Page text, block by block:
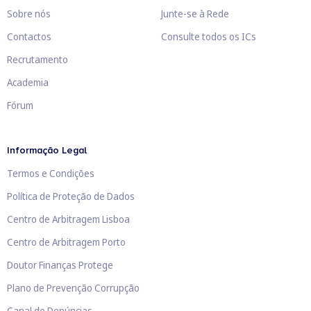
Sobre nós
Contactos
Recrutamento
Academia
Fórum
Junte-se à Rede
Consulte todos os ICs
Informação Legal
Termos e Condições
Política de Proteção de Dados
Centro de Arbitragem Lisboa
Centro de Arbitragem Porto
Doutor Finanças Protege
Plano de Prevenção Corrupção